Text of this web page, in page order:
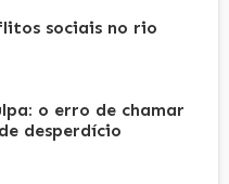
sociais no rio
o erro de chamar
desperdício